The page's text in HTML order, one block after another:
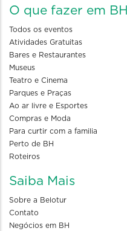
O que fazer em BH
Todos os eventos
Atividades Gratuitas
Bares e Restaurantes
Museus
Teatro e Cinema
Parques e Praças
Ao ar livre e Esportes
Compras e Moda
Para curtir com a familia
Perto de BH
Roteiros
Saiba Mais
Sobre a Belotur
Contato
Negócios em BH